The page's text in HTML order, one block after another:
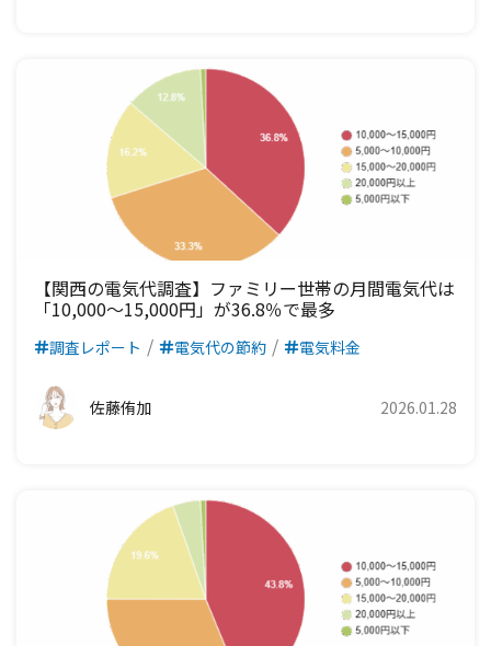
【関西の電気代調査】ファミリー世帯の月間電気代は
「10,000〜15,000円」が36.8％で最多
調査レポート 電気代の節約 電気料金
佐藤侑加 2026.01.28